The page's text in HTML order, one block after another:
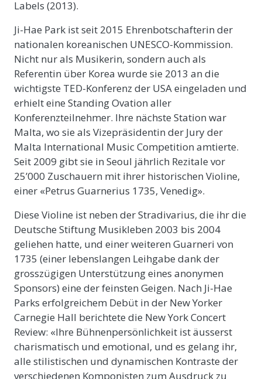
Labels (2013).
Ji-Hae Park ist seit 2015 Ehrenbotschafterin der
nationalen koreanischen UNESCO-Kommission.
Nicht nur als Musikerin, sondern auch als
Referentin über Korea wurde sie 2013 an die
wichtigste TED-Konferenz der USA eingeladen und
erhielt eine Standing Ovation aller
Konferenzteilnehmer. Ihre nächste Station war
Malta, wo sie als Vizepräsidentin der Jury der
Malta International Music Competition amtierte.
Seit 2009 gibt sie in Seoul jährlich Rezitale vor
25’000 Zuschauern mit ihrer historischen Violine,
einer «Petrus Guarnerius 1735, Venedig».
Diese Violine ist neben der Stradivarius, die ihr die
Deutsche Stiftung Musikleben 2003 bis 2004
geliehen hatte, und einer weiteren Guarneri von
1735 (einer lebenslangen Leihgabe dank der
grosszügigen Unterstützung eines anonymen
Sponsors) eine der feinsten Geigen. Nach Ji-Hae
Parks erfolgreichem Debüt in der New Yorker
Carnegie Hall berichtete die New York Concert
Review: «Ihre Bühnenpersönlichkeit ist äusserst
charismatisch und emotional, und es gelang ihr,
alle stilistischen und dynamischen Kontraste der
verschiedenen Komponisten zum Ausdruck zu